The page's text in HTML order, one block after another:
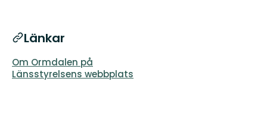
Länkar
Om Ormdalen på
Länsstyrelsens webbplats